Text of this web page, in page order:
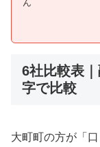
ん
6社比較表
字で比較
大町町の方が「